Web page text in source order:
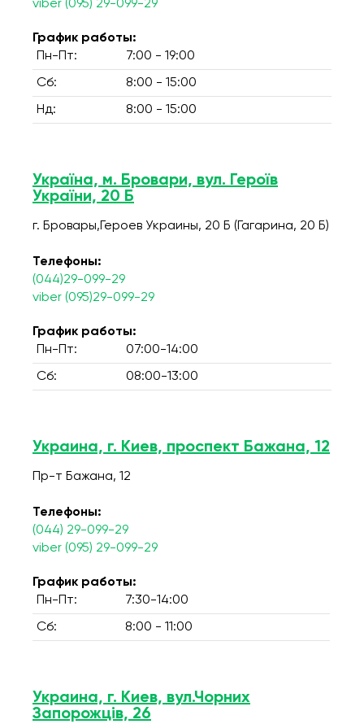
viber (095) 29-099-29
График работы:
Пн-Пт:
7:00 - 19:00
Сб: 8:00 - 15:00
Нд: 8:00 - 15:00
Україна, м. Бровари, вул. Героїв
України, 20 Б
г. Бровары,Героев Украины, 20 Б (Гагарина, 20 Б)
Телефоны:
(044)29-099-29
viber (095)29-099-29
График работы:
Пн-Пт:
07:00-14:00
Сб: 08:00-13:00
Украина, г. Киев, проспект Бажана, 12
Пр-т Бажана, 12
Телефоны:
(044) 29-099-29
viber (095) 29-099-29
График работы:
Пн-Пт:
7:30-14:00
Сб: 8:00 - 11:00
Украина, г. Киев, вул.Чорних
Запорожців, 26